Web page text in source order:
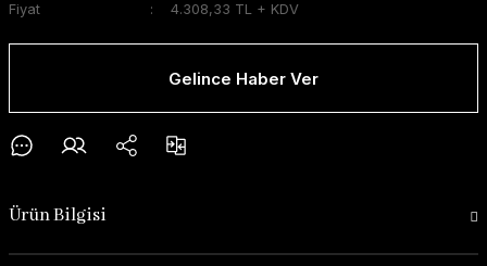
Fiyat
4.308,33 TL + KDV
Gelince Haber Ver
Ürün Bilgisi